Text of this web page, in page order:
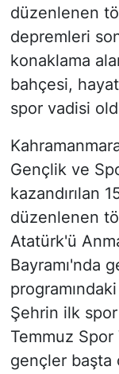
düzenlenen
depremleri
konaklama
bahçesi,
spor vadisi
Gençlik ve
kazandırılan
düzenlenen
Atatürk'ü
Bayramı'nda
Şehrin ilk
Temmuz Spor
gençler başta